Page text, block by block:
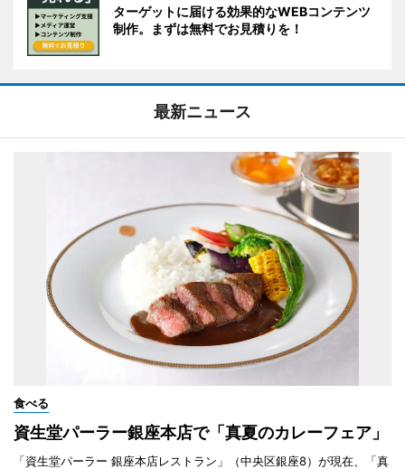
ターゲットに届ける効果的なWEBコンテンツ
制作。まずは無料でお見積りを！
最新ニュース
食べる
資生堂パーラー銀座本店で「真夏のカレーフェア」
「資生堂パーラー 銀座本店レストラン」（中央区銀座8）が現在、「真